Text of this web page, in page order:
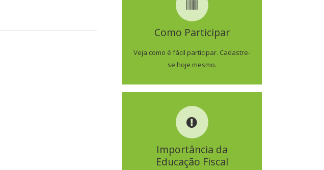
Como Participar
Veja como é fácil participar. Cadastre-
se hoje mesmo.
COMO PARTICIPAR
Importância da
Educação Fiscal
IMPORTÂNCIA DA